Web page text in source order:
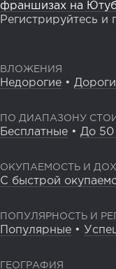
франшизах на
Регистрируйтесь и
ВЛОЖЕНИЯ
Недорогие •
ПО ДИАПАЗОНУ
Бесплатные • До
ОКУПАЕМОСТЬ И
С быстрой
ПОПУЛЯРНОСТЬ И
Популярные •
ГЕОГРАФИЯ